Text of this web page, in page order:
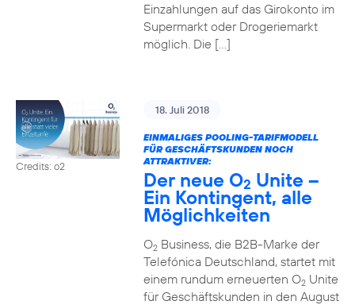
Einzahlungen auf das Girokonto im
Supermarkt oder Drogeriemarkt
möglich. Die […]
Credits: o2
18. Juli 2018
EINMALIGES POOLING-TARIFMODELL
FÜR GESCHÄFTSKUNDEN NOCH
ATTRAKTIVER:
Der neue O2 Unite –
Ein Kontingent, alle
Möglichkeiten
O2Business, die B2B-Marke der
Telefónica Deutschland, startet mit
einem rundum erneuerten O2Unite
für Geschäftskunden in den August